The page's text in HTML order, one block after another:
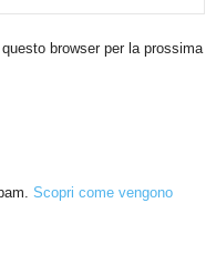
browser per la prossima
Scopri come vengono